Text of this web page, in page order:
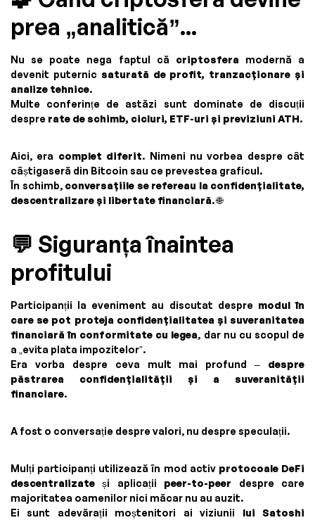
prea „analitică”...
Nu se poate nega faptul că criptosfera modernă a
devenit puternic saturată de profit, tranzacționare și
analize tehnice.
Multe conferințe de astăzi sunt dominate de discuții
despre rate de schimb, cicluri, ETF-uri și previziuni ATH.
Aici, era complet diferit. Nimeni nu vorbea despre cât
câștigaseră din Bitcoin sau ce prevestea graficul.
În schimb, conversațiile se refereau la confidențialitate,
descentralizare și libertate financiară. 🌐
💬 Siguranța înaintea
profitului
Participanții la eveniment au discutat despre modul în
care se pot proteja confidențialitatea și suveranitatea
financiară în conformitate cu legea, dar nu cu scopul de
a „evita plata impozitelor”.
Era vorba despre ceva mult mai profund – despre
păstrarea confidențialității și a suveranității
financiare.
A fost o conversație despre valori, nu despre speculații.
Mulți participanți utilizează în mod activ protocoale DeFi
descentralizate și aplicații peer-to-peer despre care
majoritatea oamenilor nici măcar nu au auzit.
Ei sunt adevărații moștenitori ai viziunii lui Satoshi